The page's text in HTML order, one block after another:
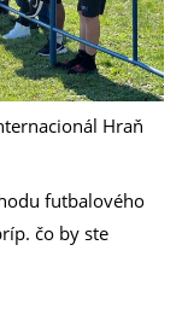
Hraň
futbalového
čo by ste